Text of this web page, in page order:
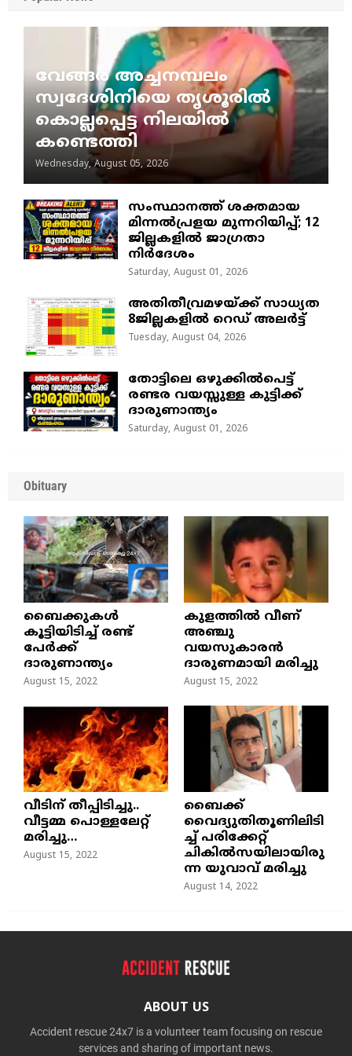
വേങ്ങര അച്ചനമ്പലം
സ്വദേശിനിയെ തൃശൂരിൽ
കൊല്ലപ്പെട്ട നിലയിൽ
കണ്ടെത്തി
Wednesday, August 05, 2026
സംസ്ഥാനത്ത് ശക്തമായ
മിന്നൽപ്രളയ മുന്നറിയിപ്പ്; 12
ജില്ലകളിൽ ജാഗ്രതാ
നിർദേശം
Saturday, August 01, 2026
അതിതീവ്രമഴയ്ക്ക് സാധ്യത
8ജില്ലകളിൽ റെഡ് അലർട്ട്
Tuesday, August 04, 2026
തോട്ടിലെ ഒഴുക്കിൽപെട്ട്
രണ്ടര വയസ്സുള്ള കുട്ടിക്ക്
ദാരുണാന്ത്യം
Saturday, August 01, 2026
Obituary
ബൈക്കുകൾ
കൂട്ടിയിടിച്ച് രണ്ട്
പേർക്ക്
ദാരുണാന്ത്യം
August 15, 2022
കുളത്തില്‍ വീണ്
അഞ്ചു
വയസുകാരന്‍
ദാരുണമായി മരിച്ചു
August 15, 2022
വീടിന് തീപ്പിടിച്ചു..
വീട്ടമ്മ പൊള്ളലേറ്റ്
മരിച്ചു…
August 15, 2022
ബൈക്ക്
വൈദ്യുതിതൂണിലിടി
ച്ച്‌ പരിക്കേറ്റ്
ചികില്‍സയിലായിരു
ന്ന യുവാവ് മരിച്ചു
August 14, 2022
ABOUT US
Accident rescue 24x7 is a volunteer team focusing on rescue
services and sharing of important news.